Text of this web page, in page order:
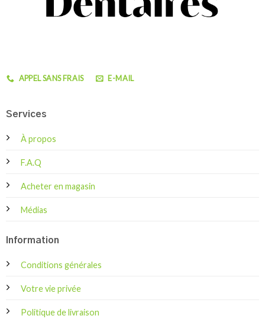
APPEL SANS FRAIS E-MAIL
Services
À propos
F.A.Q
Acheter en magasin
Médias
Information
Conditions générales
Votre vie privée
Politique de livraison